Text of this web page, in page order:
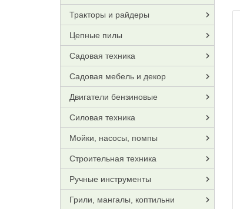
Тракторы и райдеры
Цепные пилы
Садовая техника
Садовая мебель и декор
Двигатели бензиновые
Силовая техника
Мойки, насосы, помпы
Строительная техника
Ручные инструменты
Грили, мангалы, коптильни